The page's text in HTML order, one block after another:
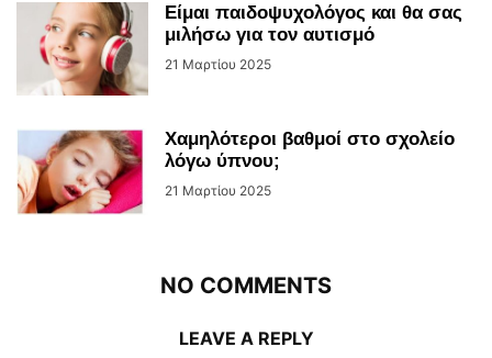
Είμαι παιδοψυχολόγος και θα σας
μιλήσω για τον αυτισμό
21 Μαρτίου 2025
Χαμηλότεροι βαθμοί στο σχολείο
λόγω ύπνου;
21 Μαρτίου 2025
NO COMMENTS
LEAVE A REPLY